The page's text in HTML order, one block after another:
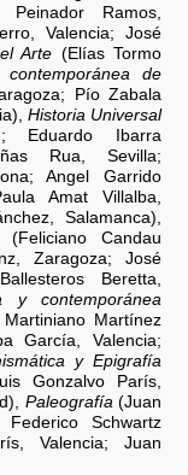
Ramos,
Valencia; José
Arte (Elías Tormo
de
Pío Zabala
Historia Universal
Eduardo Ibarra
Rua, Sevilla;
Angel Garrido
Amat Villalba,
Salamanca),
(Feliciano Candau
Zaragoza; José
Beretta,
y contemporánea
Martínez
García, Valencia;
y Epigrafía
Gonzalvo París,
Paleografía(Juan
Schwartz
Valencia; Juan